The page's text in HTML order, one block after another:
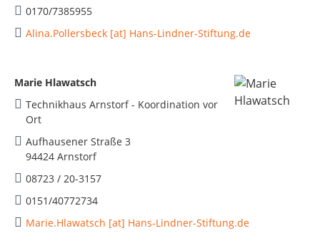
0170/7385955
Alina.Pollersbeck [at] Hans-Lindner-Stiftung.de
Marie Hlawatsch
Technikhaus Arnstorf - Koordination vor
Ort
Aufhausener Straße 3
94424 Arnstorf
08723 / 20-3157
0151/40772734
Marie.Hlawatsch [at] Hans-Lindner-Stiftung.de